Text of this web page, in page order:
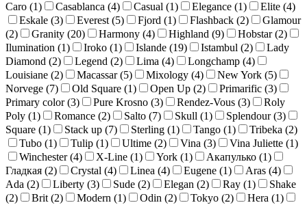
Caro (1) Casablanca (4) Casual (1) Elegance (1) Elite (4)
Eskale (3) Everest (5) Fjord (1) Flashback (2)
Glamour
(2) Granity (20) Harmony (4) Highland (9) Hobstar (2)
Ilumination (1) Iroko (1) Islande (19) Istambul (2)
Lady
Diamond (2) Legend (2) Lima (4) Longchamp (4)
Louisiane (2) Macassar (5) Mixology (4) New York (5)
Norvege (7) Old Square (1) Open Up (2) Primarific (3)
Primary color (3) Pure Krosno (3) Rendez-Vous (3)
Roly
Poly (1) Romance (2) Salto (7) Skull (1) Splendour (3)
Square (1) Stack up (7) Sterling (1) Tango (1) Tribeka (2)
Tubo (1) Tulip (1) Ultime (2) Vina (3) Vina Juliette (1)
Winchester (4) X-Line (1) York (1) Акапулько (1)
Гладкая (2) Crystal (4) Linea (4) Eugene (1) Aras (4)
Ada (2) Liberty (3) Sude (2) Elegan (2) Ray (1)
Shake
(2) Brit (2) Modern (1) Odin (2) Tokyo (2) Hera (1)